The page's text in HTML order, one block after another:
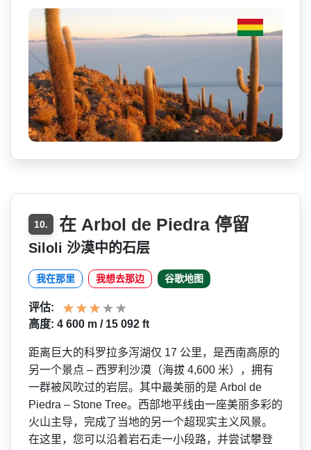
10. 在 Arbol de Piedra 停留
Siloli 沙漠中的石层
我在那里 我想去那边 谷歌地图
评估:
高度: 4 600 m / 15 092 ft
距离巨大的科罗拉多泻湖仅 17 公里，是西南高原的
另一个景点 – 西罗利沙漠（海拔 4,600 米），拥有
一群被风吹过的岩­层。其中最美丽的是 Arbol de
Piedra – Stone Tree。西部地平线由一座美丽­多彩的
火山主导，完成了当地的另一个超现实主义风景­。
在这里，您可以沿着岩石走一小段路，并尝试攀登